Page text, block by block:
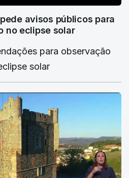
avisos públicos para
no eclipse solar
para observação
solar